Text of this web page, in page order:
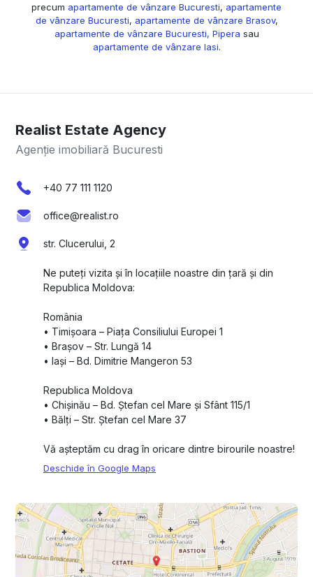
precum apartamente de vânzare Bucuresti, apartamente
de vânzare Bucuresti, apartamente de vânzare Brasov,
apartamente de vânzare Bucuresti, Pipera sau
apartamente de vânzare Iasi.
Realist Estate Agency
Agenție imobiliară Bucuresti
+40 77 111 1120
office@realist.ro
str. Clucerului, 2
Ne puteți vizita și în locațiile noastre din țară și din
Republica Moldova:
România
•⁠ ⁠Timișoara – Piața Consiliului Europei 1
•⁠ ⁠Brașov – Str. Lungă 14
•⁠ ⁠Iași – Bd. Dimitrie Mangeron 53
Republica Moldova
•⁠ ⁠Chișinău – Bd. Ștefan cel Mare și Sfânt 115/1
•⁠ ⁠Bălți – Str. Ștefan cel Mare 37
Vă așteptăm cu drag în oricare dintre birourile noastre!
Deschide în Google Maps